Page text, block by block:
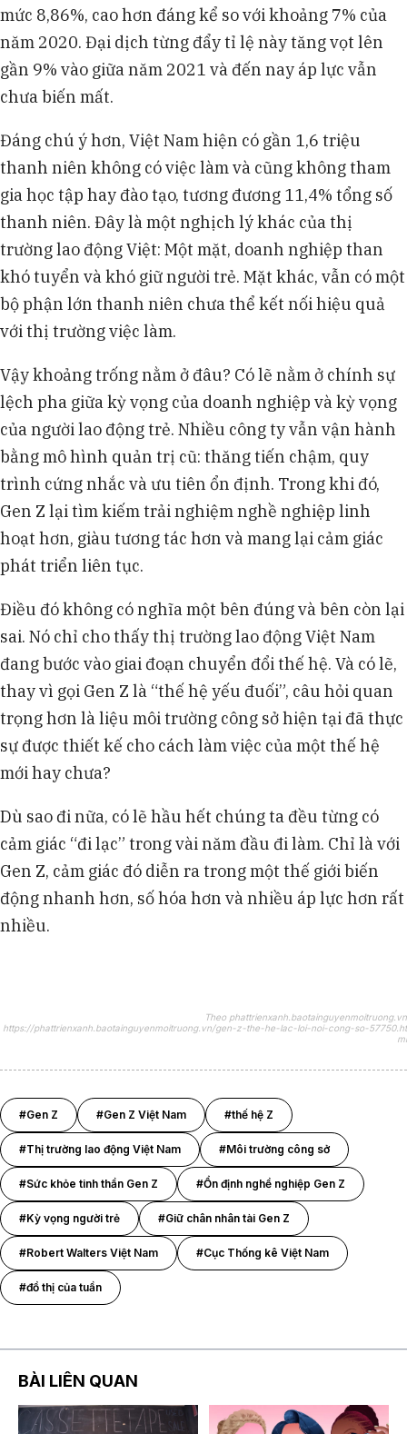
mức 8,86%, cao hơn đáng kể so với khoảng 7% của
năm 2020. Đại dịch từng đẩy tỉ lệ này tăng vọt lên
gần 9% vào giữa năm 2021 và đến nay áp lực vẫn
chưa biến mất.
Đáng chú ý hơn, Việt Nam hiện có gần 1,6 triệu
thanh niên không có việc làm và cũng không tham
gia học tập hay đào tạo, tương đương 11,4% tổng số
thanh niên. Đây là một nghịch lý khác của thị
trường lao động Việt: Một mặt, doanh nghiệp than
khó tuyển và khó giữ người trẻ. Mặt khác, vẫn có một
bộ phận lớn thanh niên chưa thể kết nối hiệu quả
với thị trường việc làm.
Vậy khoảng trống nằm ở đâu? Có lẽ nằm ở chính sự
lệch pha giữa kỳ vọng của doanh nghiệp và kỳ vọng
của người lao động trẻ. Nhiều công ty vẫn vận hành
bằng mô hình quản trị cũ: thăng tiến chậm, quy
trình cứng nhắc và ưu tiên ổn định. Trong khi đó,
Gen Z lại tìm kiếm trải nghiệm nghề nghiệp linh
hoạt hơn, giàu tương tác hơn và mang lại cảm giác
phát triển liên tục.
Điều đó không có nghĩa một bên đúng và bên còn lại
sai. Nó chỉ cho thấy thị trường lao động Việt Nam
đang bước vào giai đoạn chuyển đổi thế hệ. Và có lẽ,
thay vì gọi Gen Z là “thế hệ yếu đuối”, câu hỏi quan
trọng hơn là liệu môi trường công sở hiện tại đã thực
sự được thiết kế cho cách làm việc của một thế hệ
mới hay chưa?
Dù sao đi nữa, có lẽ hầu hết chúng ta đều từng có
cảm giác “đi lạc” trong vài năm đầu đi làm. Chỉ là với
Gen Z, cảm giác đó diễn ra trong một thế giới biến
động nhanh hơn, số hóa hơn và nhiều áp lực hơn rất
nhiều.
Theo phattrienxanh.baotainguyenmoitruong.vn
https://phattrienxanh.baotainguyenmoitruong.vn/gen-z-the-he-lac-loi-noi-cong-so-57750.ht
ml
#Gen Z #Gen Z Việt Nam #thế hệ Z
#Thị trường lao động Việt Nam #Môi trường công sở
#Sức khỏe tinh thần Gen Z #Ổn định nghề nghiệp Gen Z
#Kỳ vọng người trẻ #Giữ chân nhân tài Gen Z
#Robert Walters Việt Nam #Cục Thống kê Việt Nam
#đồ thị của tuần
BÀI LIÊN QUAN